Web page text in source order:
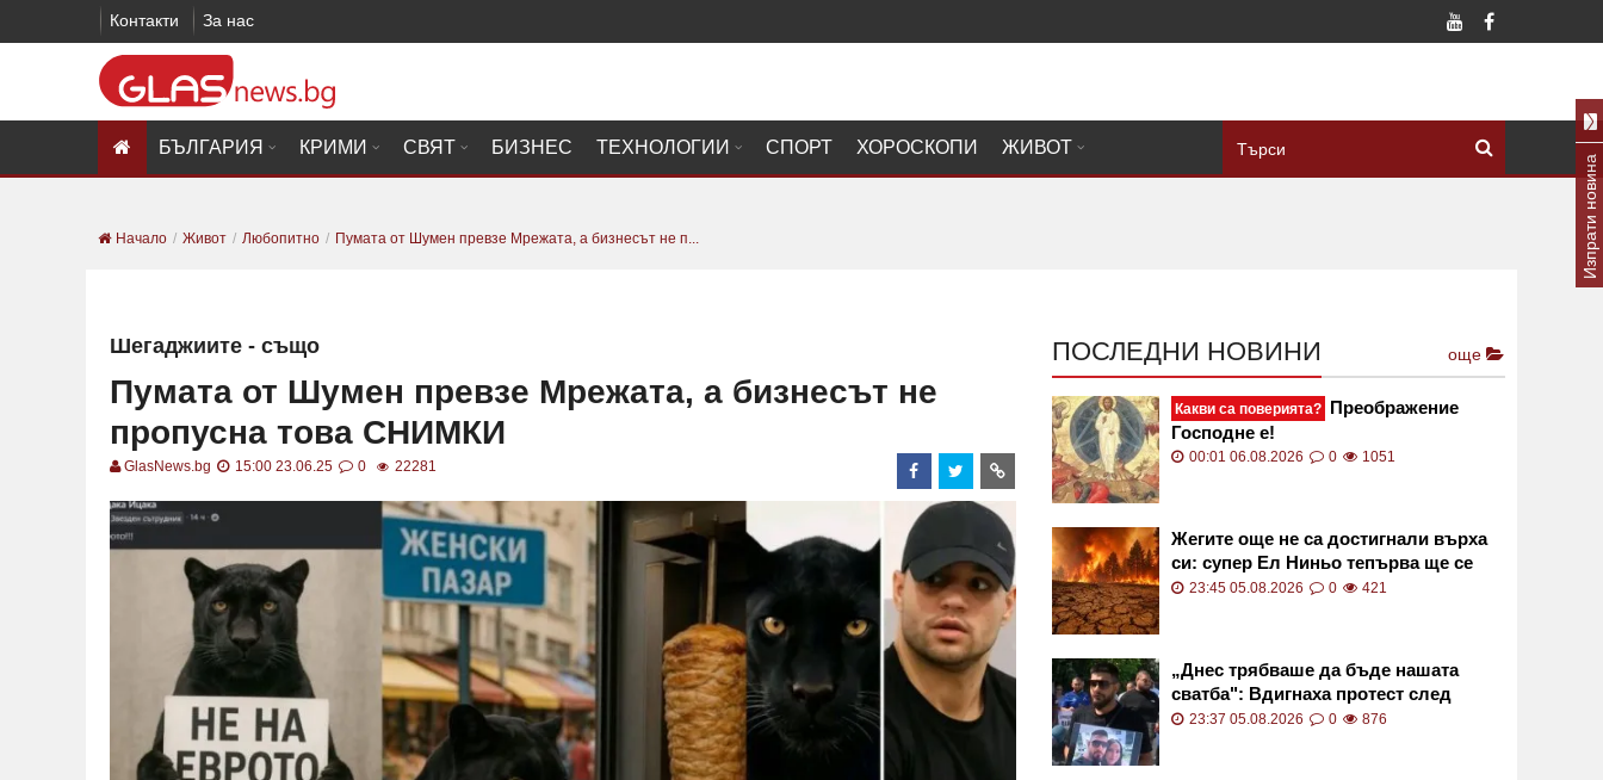
Контакти За нас
БЪЛГАРИЯ КРИМИ СВЯТ БИЗНЕС ТЕХНОЛОГИИ СПОРТ ХОРОСКОПИ ЖИВОТ
Начало Живот Любопитно Пумата от Шумен превзе Мрежата, а бизнесът не п...
Шегаджиите - също
Пумата от Шумен превзе Мрежата, а бизнесът не
пропусна това СНИМКИ
GlasNews.bg 15:00 23.06.25 0 22281
ПОСЛЕДНИ НОВИНИ още
Какви са поверията? Преображение
Господне е!
00:01 06.08.2026 0 1051
Жегите още не са достигнали върха
си: супер Ел Ниньо тепърва ще се
засилва
23:45 05.08.2026 0 421
„Днес трябваше да бъде нашата
сватба": Вдигнаха протест след
смъртта на Даяна
23:37 05.08.2026 0 876
Изпрати новина